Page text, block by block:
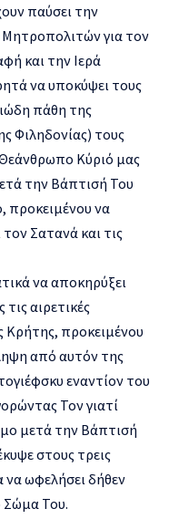
παύσει την
Μητροπολιτών για τον
και την Ιερά
να υποκύψει τους
πάθη της
Φιληδονίας) τους
Κύριό μας
την Βάπτισή Του
προκειμένου να
Σατανά και τις
να αποκηρύξει
αιρετικές
προκειμένου
από αυτόν της
εναντίον του
Τον γιατί
μετά την Βάπτισή
στους τρεις
να ωφελήσει δήθεν
Σώμα Του.